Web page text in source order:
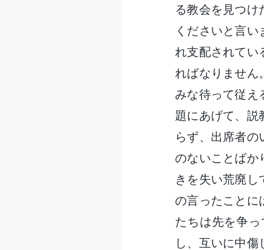
る教会を見つけ
くださいと言
れ支配されてい
ればなりません
みな待って従え
題にあげて、説
らず、出席者
のないことばか
きを失い荒廃
の言ったことに
たちは先を争
し、互いに中